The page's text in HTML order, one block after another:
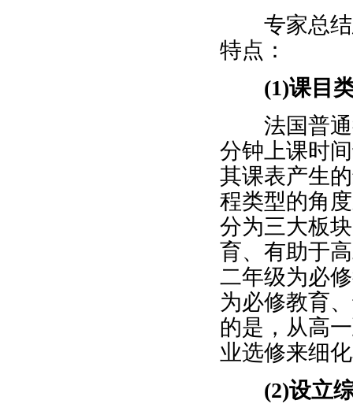
专家总结
特点：
(1)课目
法国普通
分钟上课时
其课表产生
程类型的角
分为三大板
育、有助于
二年级为必
为必修教育
的是，从高
业选修来细
(2)设立